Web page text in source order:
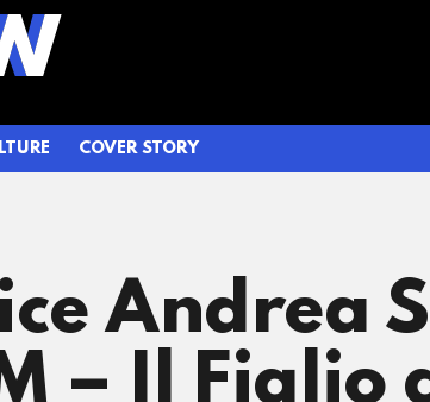
COVER STORY
Andrea
– Il Figlio